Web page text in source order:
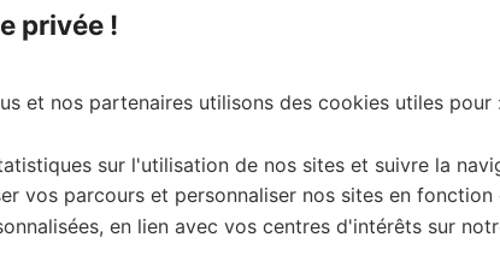
privée !
et nos partenaires utilisons des cookies utiles pour :
sur l'utilisation de nos sites et suivre la
vos parcours et personnaliser nos sites en
en lien avec vos centres d'intérêts sur
Leaflet| Map data © OpenStreetMap contributors